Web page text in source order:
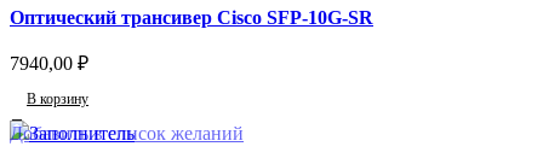
Оптический трансивер Cisco SFP-10G-SR
7940,00 ₽
В корзину
Добавить в список желаний